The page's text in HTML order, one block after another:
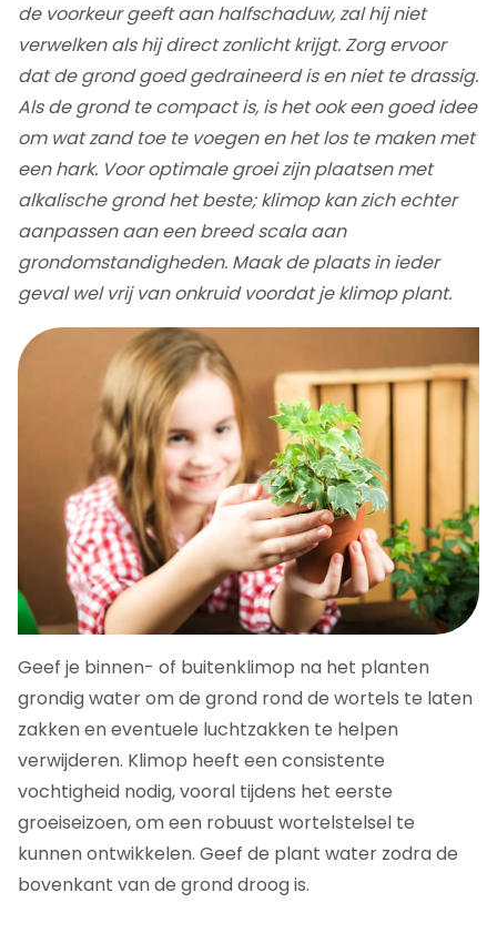
de voorkeur geeft aan halfschaduw, zal hij niet
verwelken als hij direct zonlicht krijgt. Zorg ervoor
dat de grond goed gedraineerd is en niet te drassig.
Als de grond te compact is, is het ook een goed idee
om wat zand toe te voegen en het los te maken met
een hark. Voor optimale groei zijn plaatsen met
alkalische grond het beste; klimop kan zich echter
aanpassen aan een breed scala aan
grondomstandigheden. Maak de plaats in ieder
geval wel vrij van onkruid voordat je klimop plant.
Geef je binnen- of buitenklimop na het planten
grondig water om de grond rond de wortels te laten
zakken en eventuele luchtzakken te helpen
verwijderen. Klimop heeft een consistente
vochtigheid nodig, vooral tijdens het eerste
groeiseizoen, om een robuust wortelstelsel te
kunnen ontwikkelen. Geef de plant water zodra de
bovenkant van de grond droog is.